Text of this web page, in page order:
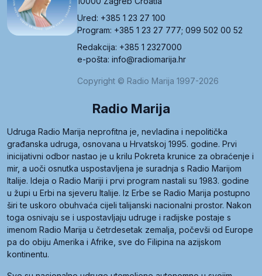
Ured: +385 1 23 27 100
Program: +385 1 23 27 777; 099 502 00 52
Redakcija: +385 1 2327000
e-pošta: info@radiomarija.hr
Copyright © Radio Marija 1997-2026
Radio Marija
Udruga Radio Marija neprofitna je, nevladina i nepolitička
građanska udruga, osnovana u Hrvatskoj 1995. godine. Prvi
inicijativni odbor nastao je u krilu Pokreta krunice za obraćenje i
mir, a uoči osnutka uspostavljena je suradnja s Radio Marijom
Italije. Ideja o Radio Mariji i prvi program nastali su 1983. godine
u župi u Erbi na sjeveru Italije. Iz Erbe se Radio Marija postupno
širi te uskoro obuhvaća cijeli talijanski nacionalni prostor. Nakon
toga osnivaju se i uspostavljaju udruge i radijske postaje s
imenom Radio Marija u četrdesetak zemalja, počevši od Europe
pa do obiju Amerika i Afrike, sve do Filipina na azijskom
kontinentu.